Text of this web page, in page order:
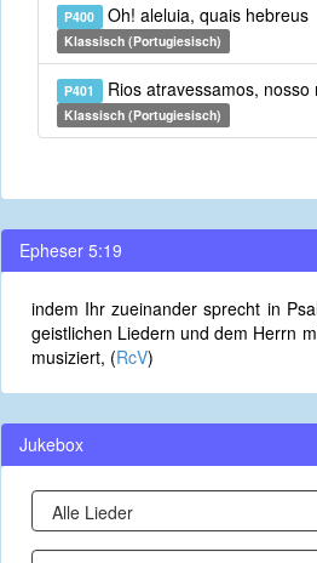
P400 Oh! aleluia, quais hebreus
Klassisch (Portugiesisch)
P401 Rios atravessamos, nosso
Klassisch (Portugiesisch)
Epheser 5:19
indem Ihr zueinander sprecht in
geistlichen Liedern und dem Herrn
musiziert, (RcV)
Jukebox